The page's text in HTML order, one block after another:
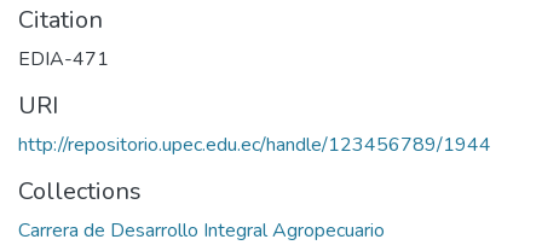
Citation
EDIA-471
URI
http://repositorio.upec.edu.ec/handle/123456789/1944
Collections
Carrera de Desarrollo Integral Agropecuario